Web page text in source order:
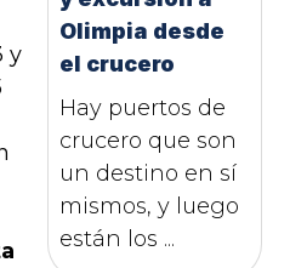
y
Olimpia desde
el crucero
Hay puertos de
crucero que son
un destino en sí
mismos, y luego
están los ...